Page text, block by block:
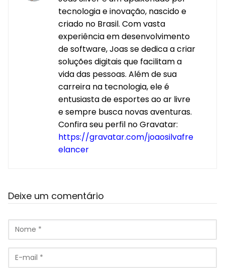
tecnologia e inovação, nascido e
criado no Brasil. Com vasta
experiência em desenvolvimento
de software, Joas se dedica a criar
soluções digitais que facilitam a
vida das pessoas. Além de sua
carreira na tecnologia, ele é
entusiasta de esportes ao ar livre
e sempre busca novas aventuras.
Confira seu perfil no Gravatar:
https://gravatar.com/joaosilvafre
elancer
Deixe um comentário